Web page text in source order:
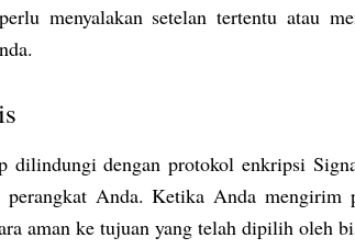
menyalakan setelan tertentu atau
dilindungi dengan protokol enkripsi
perangkat Anda. Ketika Anda mengirim
aman ke tujuan yang telah dipilih oleh